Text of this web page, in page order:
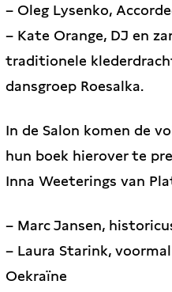
– Oleg Lysenko,
– Kate Orange, DJ en
traditionele
dansgroep Roesalka.
In de Salon komen de
hun boek hierover te
Inna Weeterings van
– Marc Jansen,
– Laura Starink,
Oekraïne